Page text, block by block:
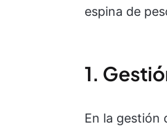
espina de
1.
En la gestión